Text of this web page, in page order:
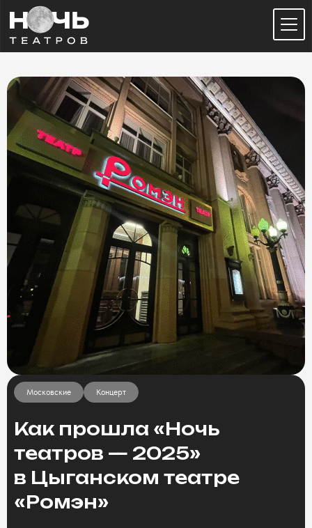
Московские Концерт
Как прошла «Ночь
театров — 2025»
в Цыганском театре
«Ромэн»